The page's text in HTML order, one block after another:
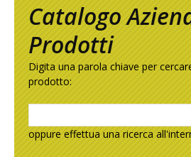
Catalogo
Prodotti
Digita una parola chiave per
prodotto:
oppure effettua una ricerca